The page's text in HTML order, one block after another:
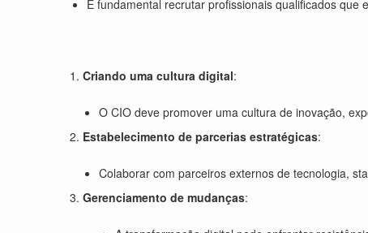
É fundamental recrutar profissionais qualificados que
Criando uma cultura digital:
O CIO deve promover uma cultura de inovação,
Estabelecimento de parcerias estratégicas:
Colaborar com parceiros externos de tecnologia,
Gerenciamento de mudanças: